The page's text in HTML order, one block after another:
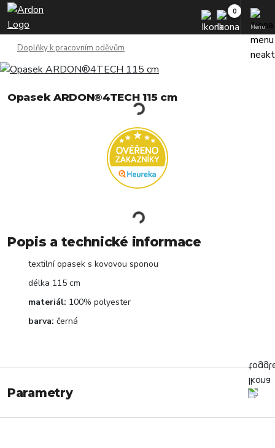
Menu
Doplňky k pracovním oděvům
Opasek ARDON®4TECH 115 cm
Popis a technické informace
textilní opasek s kovovou sponou
délka 115 cm
materiál: 100% polyester
barva: černá
Parametry